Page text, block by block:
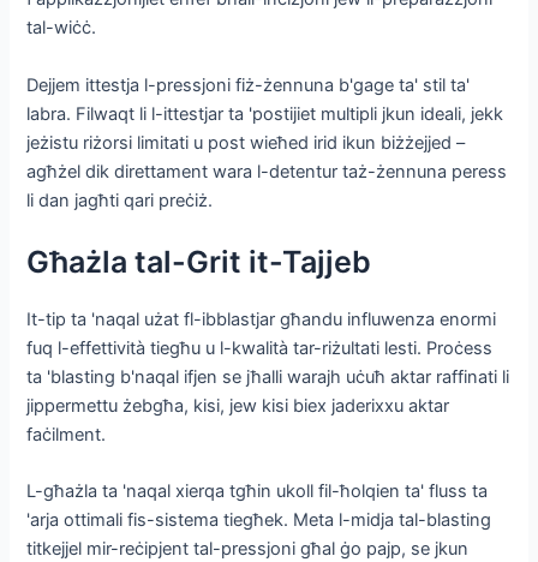
tal-wiċċ.
Dejjem ittestja l-pressjoni fiż-żennuna b'gage ta' stil ta'
labra. Filwaqt li l-ittestjar ta 'postijiet multipli jkun ideali, jekk
jeżistu riżorsi limitati u post wieħed irid ikun biżżejjed –
agħżel dik direttament wara l-detentur taż-żennuna peress
li dan jagħti qari preċiż.
Għażla tal-Grit it-Tajjeb
It-tip ta 'naqal użat fl-ibblastjar għandu influwenza enormi
fuq l-effettività tiegħu u l-kwalità tar-riżultati lesti. Proċess
ta 'blasting b'naqal ifjen se jħalli warajh uċuħ aktar raffinati li
jippermettu żebgħa, kisi, jew kisi biex jaderixxu aktar
faċilment.
L-għażla ta 'naqal xierqa tgħin ukoll fil-ħolqien ta' fluss ta
'arja ottimali fis-sistema tiegħek. Meta l-midja tal-blasting
titkejjel mir-reċipjent tal-pressjoni għal ġo pajp, se jkun